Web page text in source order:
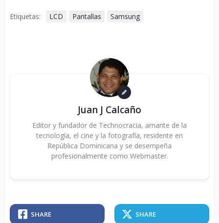
Etiquetas: LCD Pantallas Samsung
Juan J Calcaño
Editor y fundador de Technocracia, amante de la
tecnología, el cine y la fotografía, residente en
República Dominicana y se desempeña
profesionalmente como Webmaster.
SHARE SHARE